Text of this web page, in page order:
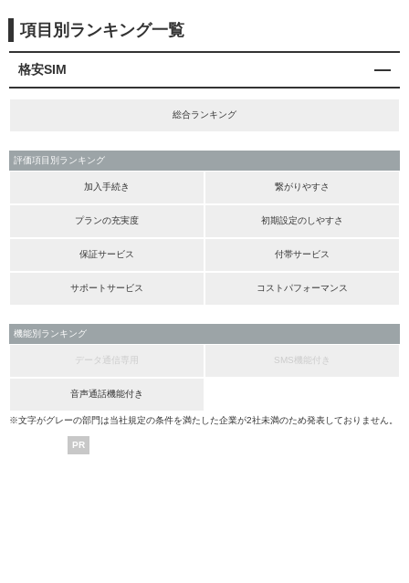
項目別ランキング一覧
格安SIM
総合ランキング
評価項目別ランキング
加入手続き 繋がりやすさ
プランの充実度 初期設定のしやすさ
保証サービス 付帯サービス
サポートサービス コストパフォーマンス
機能別ランキング
データ通信専用 SMS機能付き
音声通話機能付き
※文字がグレーの部門は当社規定の条件を満たした企業が2社未満のため発表しておりません。
PR